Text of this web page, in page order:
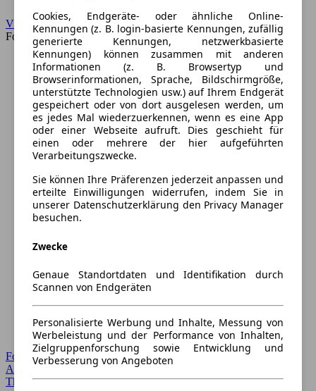
VW
Forum
Forum Startseite
Alle Auto-Foren
Themen-Forum
Cookies, Endgeräte- oder ähnliche Online-
Kennungen (z. B. login-basierte Kennungen, zufällig
generierte Kennungen, netzwerkbasierte
Kennungen) können zusammen mit anderen
Informationen (z. B. Browsertyp und
Browserinformationen, Sprache, Bildschirmgröße,
unterstützte Technologien usw.) auf Ihrem Endgerät
gespeichert oder von dort ausgelesen werden, um
es jedes Mal wiederzuerkennen, wenn es eine App
oder einer Webseite aufruft. Dies geschieht für
einen oder mehrere der hier aufgeführten
Verarbeitungszwecke.
Sie können Ihre Präferenzen jederzeit anpassen und
erteilte Einwilligungen widerrufen, indem Sie in
unserer Datenschutzerklärung den Privacy Manager
besuchen.
Zwecke
Genaue Standortdaten und Identifikation durch
Scannen von Endgeräten
Personalisierte Werbung und Inhalte, Messung von
Werbeleistung und der Performance von Inhalten,
Zielgruppenforschung sowie Entwicklung und
Verbesserung von Angeboten